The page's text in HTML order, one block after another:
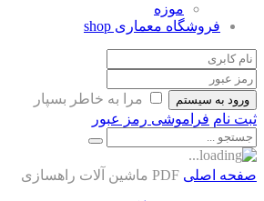
موزه
فروشگاه معماری shop
ورود به سیستم
مرا به خاطر بسپار
ثبت نام فراموشی رمز عبور
صفحه اصلی PDF ماشین آلات راهسازی